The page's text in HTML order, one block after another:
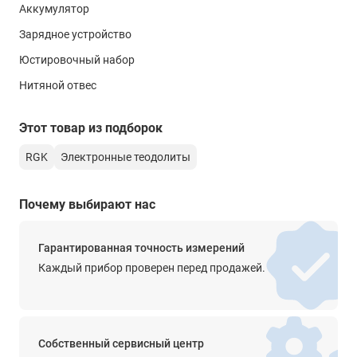
Купить комплект теодолит RGK T-05 (лазерный отвес)
длительных интенсивных измерений с наименьшими
усилиями и затратами времени.
лазерный
2-сторонний ЖК-дисплей
6 клавиш
Элементы питания
Время автономной работы
Аккумулятор
Зарядное устройство
Юстировочный набор
Нитяной отвес
Этот товар из подборок
RGK Электронные теодолиты
Почему выбирают нас
Гарантированная точность измерений
Каждый прибор проверен перед продажей.
Собственный сервисный центр